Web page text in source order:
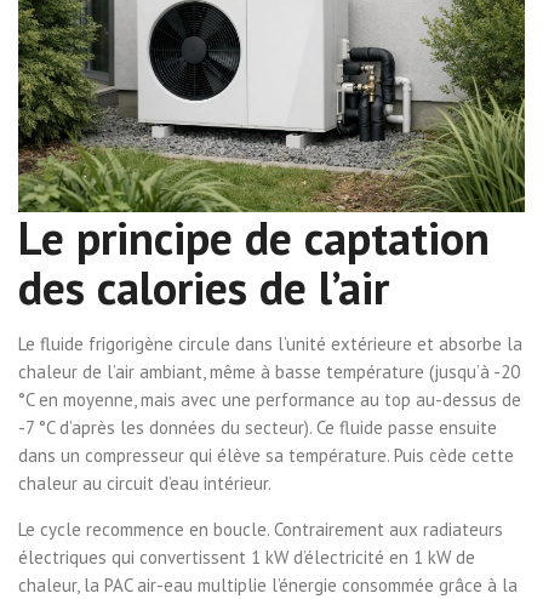
Le principe de captation
des calories de l’air
Le fluide frigorigène circule dans l’unité extérieure et absorbe la
chaleur de l’air ambiant, même à basse température (jusqu’à -20
°C en moyenne, mais avec une performance au top au-dessus de
-7 °C d’après les données du secteur). Ce fluide passe ensuite
dans un compresseur qui élève sa température. Puis cède cette
chaleur au circuit d’eau intérieur.
Le cycle recommence en boucle. Contrairement aux radiateurs
électriques qui convertissent 1 kW d’électricité en 1 kW de
chaleur, la PAC air-eau multiplie l’énergie consommée grâce à la